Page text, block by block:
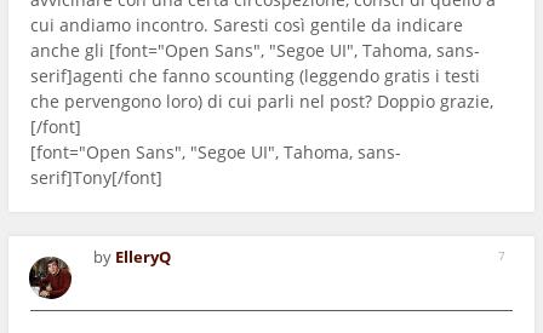
cui andiamo incontro. Saresti così gentile da indicare
anche gli [font="Open Sans", "Segoe UI", Tahoma, sans-
serif]agenti che fanno scounting (leggendo gratis i testi
che pervengono loro) di cui parli nel post? Doppio grazie,
[/font]
[font="Open Sans", "Segoe UI", Tahoma, sans-
serif]Tony[/font]
7
by ElleryQ